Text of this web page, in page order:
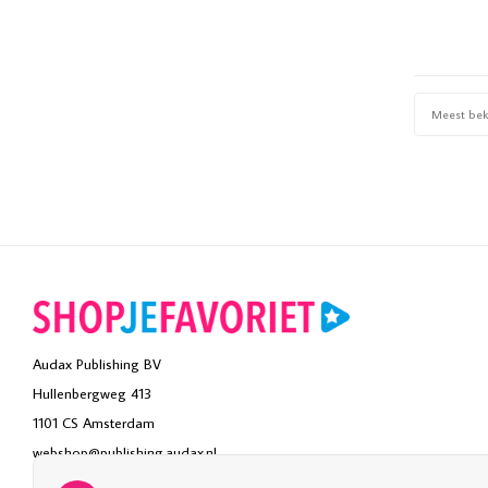
Meest
Audax Publishing BV
Hullenbergweg 413
1101 CS Amsterdam
webshop@publishing.audax.nl